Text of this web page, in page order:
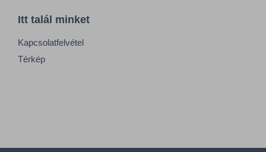
Itt talál minket
Kapcsolatfelvétel
Térkép